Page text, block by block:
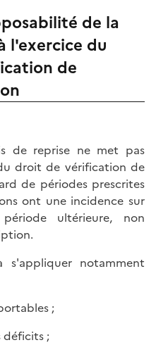
de la
l'exercice du
de
de reprise ne met pas
droit de vérification de
de périodes prescrites
ont une incidence sur
ultérieure, non
notamment
;
déficits ;